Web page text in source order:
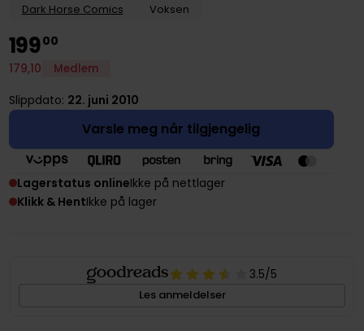
Dark Horse Comics
Voksen
19900
179,10 Medlem
Slippdato: 22. juni 2010
Varsle meg når tilgjengelig
Lagerstatus onlineIkke på nettlager
Klikk & HentIkke på lager
3.5/5
Les anmeldelser